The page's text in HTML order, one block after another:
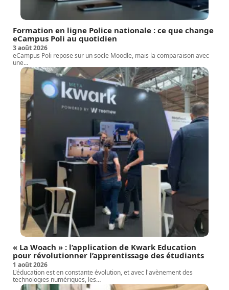
Formation en ligne Police nationale : ce que change
eCampus Poli au quotidien
3 août 2026
eCampus Poli repose sur un socle Moodle, mais la comparaison avec
une…
« La Woach » : l’application de Kwark Education
pour révolutionner l’apprentissage des étudiants
1 août 2026
L'éducation est en constante évolution, et avec l'avènement des
technologies numériques, les…